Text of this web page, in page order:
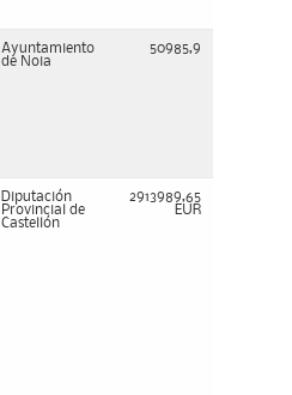
Ayuntamiento
de Noia
50985,9
Diputación
Provincial de
Castellón
2913989,65
EUR